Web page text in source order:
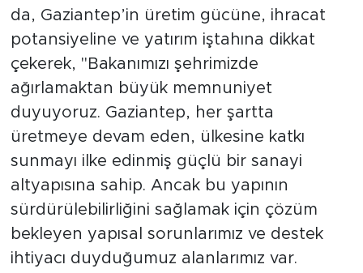
da, Gaziantep’in üretim gücüne, ihracat
potansiyeline ve yatırım iştahına dikkat
çekerek, "Bakanımızı şehrimizde
ağırlamaktan büyük memnuniyet
duyuyoruz. Gaziantep, her şartta
üretmeye devam eden, ülkesine katkı
sunmayı ilke edinmiş güçlü bir sanayi
altyapısına sahip. Ancak bu yapının
sürdürülebilirliğini sağlamak için çözüm
bekleyen yapısal sorunlarımız ve destek
ihtiyacı duyduğumuz alanlarımız var.